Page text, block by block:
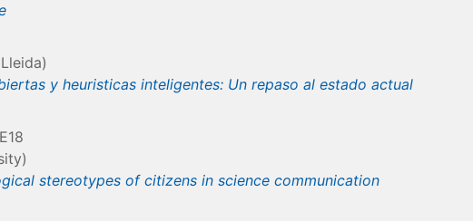
y heuristicas inteligentes: Un repaso al estado actual
stereotypes of citizens in science communication